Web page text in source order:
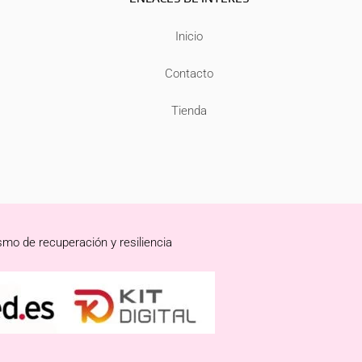
Inicio
Contacto
Tienda
de recuperación y resiliencia